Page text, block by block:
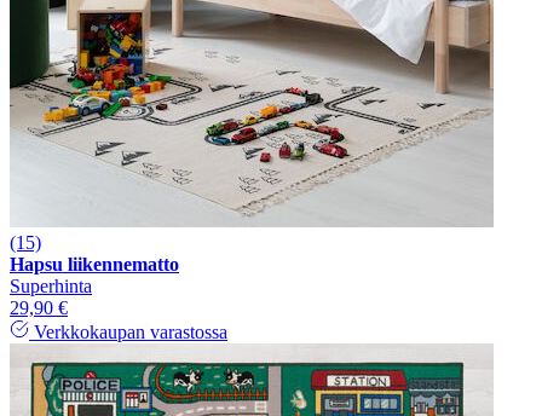
(15)
Hapsu liikennematto
Superhinta
29,90 €
Verkkokaupan varastossa